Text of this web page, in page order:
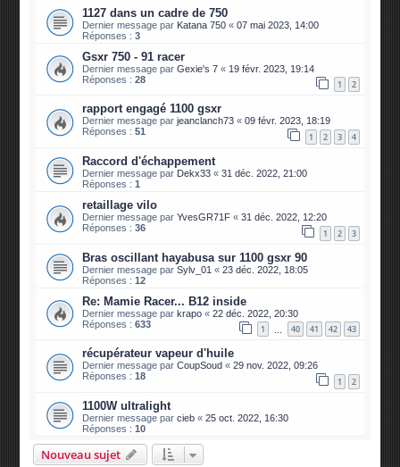
1127 dans un cadre de 750
Dernier message par Katana 750 «07 mai 2023, 14:00
Réponses :3
Gsxr 750 - 91 racer
Dernier message parGexie's 7 « 19 févr. 2023, 19:14
Réponses :28 1 2
rapport engagé 1100 gsxr
Dernier message parjeanclanch73 «09 févr. 2023, 18:19
Réponses :51 1 2 3 4
Raccord d'échappement
Dernier message par Dekx33 «31 déc. 2022, 21:00
Réponses :1
retaillage vilo
Dernier message parYvesGR71F «31 déc. 2022, 12:20
Réponses :36 1 2 3
Bras oscillant hayabusa sur 1100 gsxr 90
Dernier message parSylv_01 «23 déc. 2022, 18:05
Réponses :12
Re: Mamie Racer... B12 inside
Dernier message parkrapo «22 déc. 2022, 20:30
Réponses :633 1 40 41 42 43
récupérateur vapeur d'huile
Dernier message parCoupSoud «29 nov. 2022, 09:26
Réponses :18 1 2
1100W ultralight
Dernier message parcieb «25 oct. 2022, 16:30
Réponses :10
Nouveau sujet